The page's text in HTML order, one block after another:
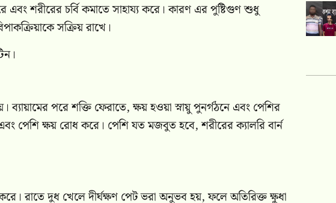
এবং শরীরের চর্বি কমাতে সাহায্য করে। কারণ এর পুষ্টিগুণ শুধু
সক্রিয় রাখে।
পরে শক্তি ফেরাতে, ক্ষয় হওয়া স্নায়ু পুনর্গঠনে এবং পেশির
পেশি ক্ষয় রোধ করে। পেশি যত মজবুত হবে, শরীরের ক্যালরি বার্ন
রাতে দুধ খেলে দীর্ঘক্ষণ পেট ভরা অনুভব হয়, ফলে অতিরিক্ত ক্ষুধা